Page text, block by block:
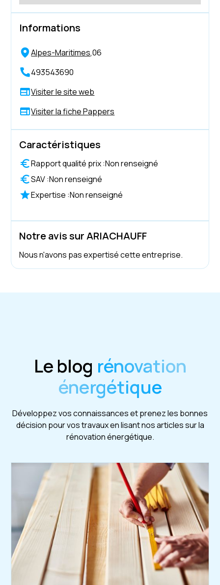
Informations
Alpes-Maritimes,06
493543690
Visiter le site web
Visiter la fiche Pappers
Caractéristiques
Rapport qualité prix :Non renseigné
SAV :Non renseigné
Expertise :Non renseigné
Notre avis sur ARIACHAUFF
Nous n'avons pas expertisé cette entreprise.
Le blog rénovation
énergétique
Développez vos connaissances et prenez les bonnes
décision pour vos travaux en lisant nos articles sur la
rénovation énergétique.